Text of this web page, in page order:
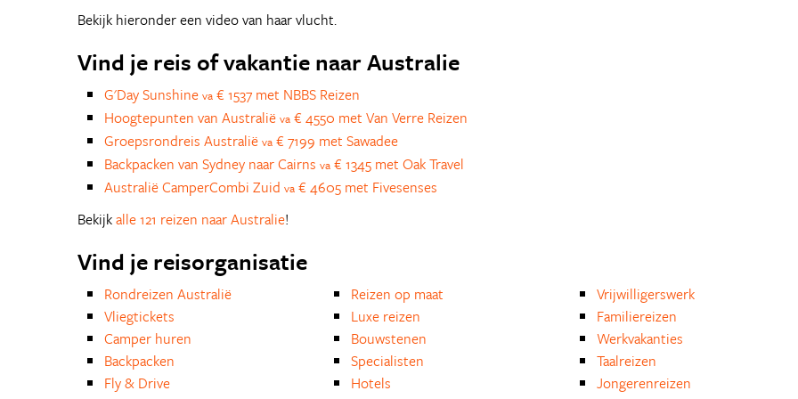
Bekijk hieronder een video van haar vlucht.
Vind je reis of vakantie naar Australie
G'Day Sunshine va € 1537 met NBBS Reizen
Hoogtepunten van Australië va € 4550 met Van Verre Reizen
Groepsrondreis Australië va € 7199 met Sawadee
Backpacken van Sydney naar Cairns va € 1345 met Oak Travel
Australië CamperCombi Zuid va € 4605 met Fivesenses
Bekijkalle 121 reizen naar Australie!
Vind je reisorganisatie
Rondreizen Australië
Vliegtickets
Camper huren
Backpacken
Fly & Drive
Reizen op maat
Luxe reizen
Bouwstenen
Specialisten
Hotels
Vrijwilligerswerk
Familiereizen
Werkvakanties
Taalreizen
Jongerenreizen